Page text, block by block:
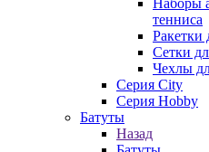
Наборы
тенниса
Ракетки
Сетки
Чехлы
Серия City
Серия Hobby
Батуты
Назад